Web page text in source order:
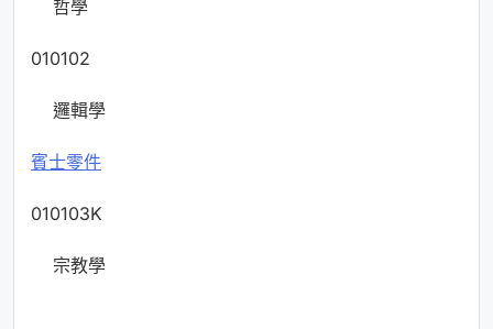
哲學
010102
邏輯學
賓士零件
010103K
宗教學